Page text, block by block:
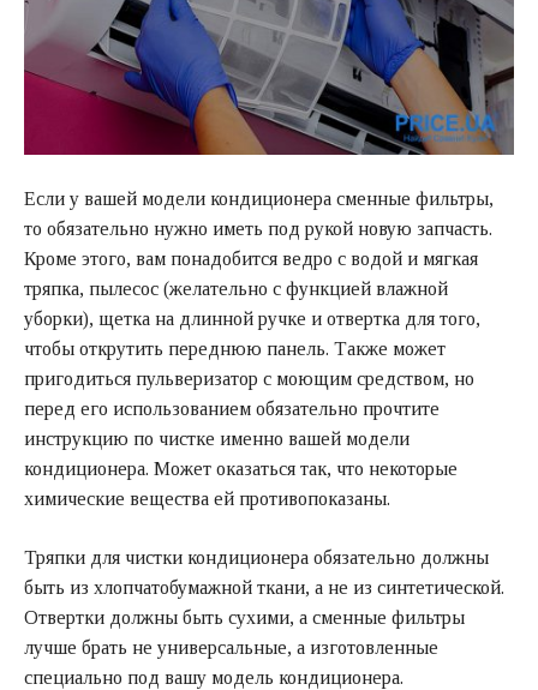
Если у вашей модели кондиционера сменные фильтры,
то обязательно нужно иметь под рукой новую запчасть.
Кроме этого, вам понадобится ведро с водой и мягкая
тряпка, пылесос (желательно с функцией влажной
уборки), щетка на длинной ручке и отвертка для того,
чтобы открутить переднюю панель. Также может
пригодиться пульверизатор с моющим средством, но
перед его использованием обязательно прочтите
инструкцию по чистке именно вашей модели
кондиционера. Может оказаться так, что некоторые
химические вещества ей противопоказаны.
Тряпки для чистки кондиционера обязательно должны
быть из хлопчатобумажной ткани, а не из синтетической.
Отвертки должны быть сухими, а сменные фильтры
лучше брать не универсальные, а изготовленные
специально под вашу модель кондиционера.